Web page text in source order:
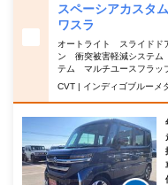
スペーシアカス
ワスラ
オートライト スライド
ン 衝突被害軽減システ
テム マルチユースフラ
CVT | インディゴブルー